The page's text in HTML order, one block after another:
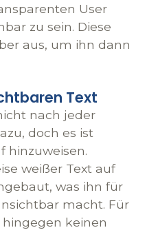
User
zu sein. Diese
aus, um ihn dann
Text
nach jeder
doch es ist
hinzuweisen.
weißer Text auf
was ihn für
macht. Für
keinen